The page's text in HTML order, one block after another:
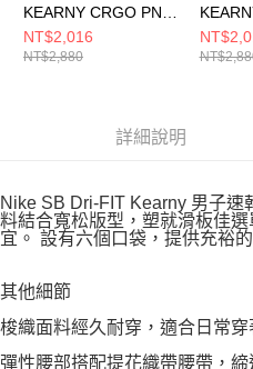
KEARNY CRGO PNT
男女 長褲 FV7348297
NT$2,016
NT$2,880
男女 長
詳細說明
Nike SB Dri-FIT Kearny 男子
料結合寬松版型，塑就滑板佳
宜。 設有六個口袋，提供充裕
其他細節
梭織面料經久耐穿，適合日常穿
彈性腰部搭配提花織帶腰帶，